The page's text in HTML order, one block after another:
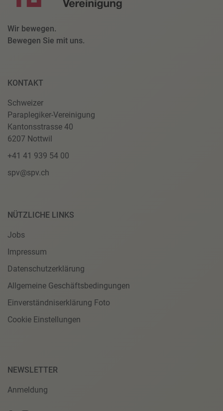
Wir bewegen.
Bewegen Sie mit uns.
KONTAKT
Schweizer
Paraplegiker-Vereinigung
Kantonsstrasse 40
6207 Nottwil
+41 41 939 54 00
spv@spv.ch
NÜTZLICHE LINKS
Jobs
Impressum
Datenschutzerklärung
Allgemeine Geschäftsbedingungen
Einverständniserklärung Foto
Cookie Einstellungen
NEWSLETTER
Anmeldung